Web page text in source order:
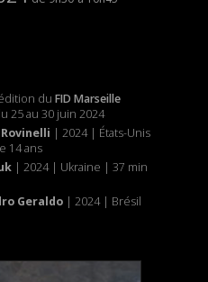
du FID Marseille
25 au 30 juin 2024
| 2024 | États-Unis
14 ans
| 2024 | Ukraine | 37 min
Geraldo| 2024 | Brésil